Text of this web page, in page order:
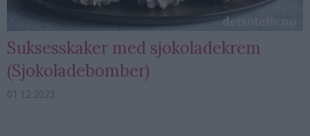
Suksesskaker med sjokoladekrem
(Sjokoladebomber)
01.12.2023